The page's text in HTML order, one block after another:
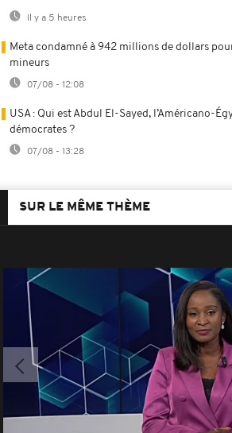
Il y a 5 heures
Meta condamné à 942 millions de dollars
mineurs
07/08 - 12:08
USA : Qui est Abdul El-Sayed, l’Américano-
démocrates ?
07/08 - 13:28
SUR LE MÊME THÈME